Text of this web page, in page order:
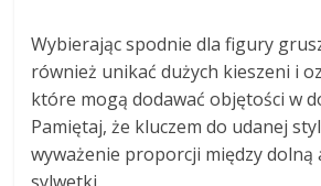
Wybierając spodnie dla figury
również unikać dużych kieszeni i
które mogą dodawać objętości w
Pamiętaj, że kluczem do udanej
wyważenie proporcji między dolną